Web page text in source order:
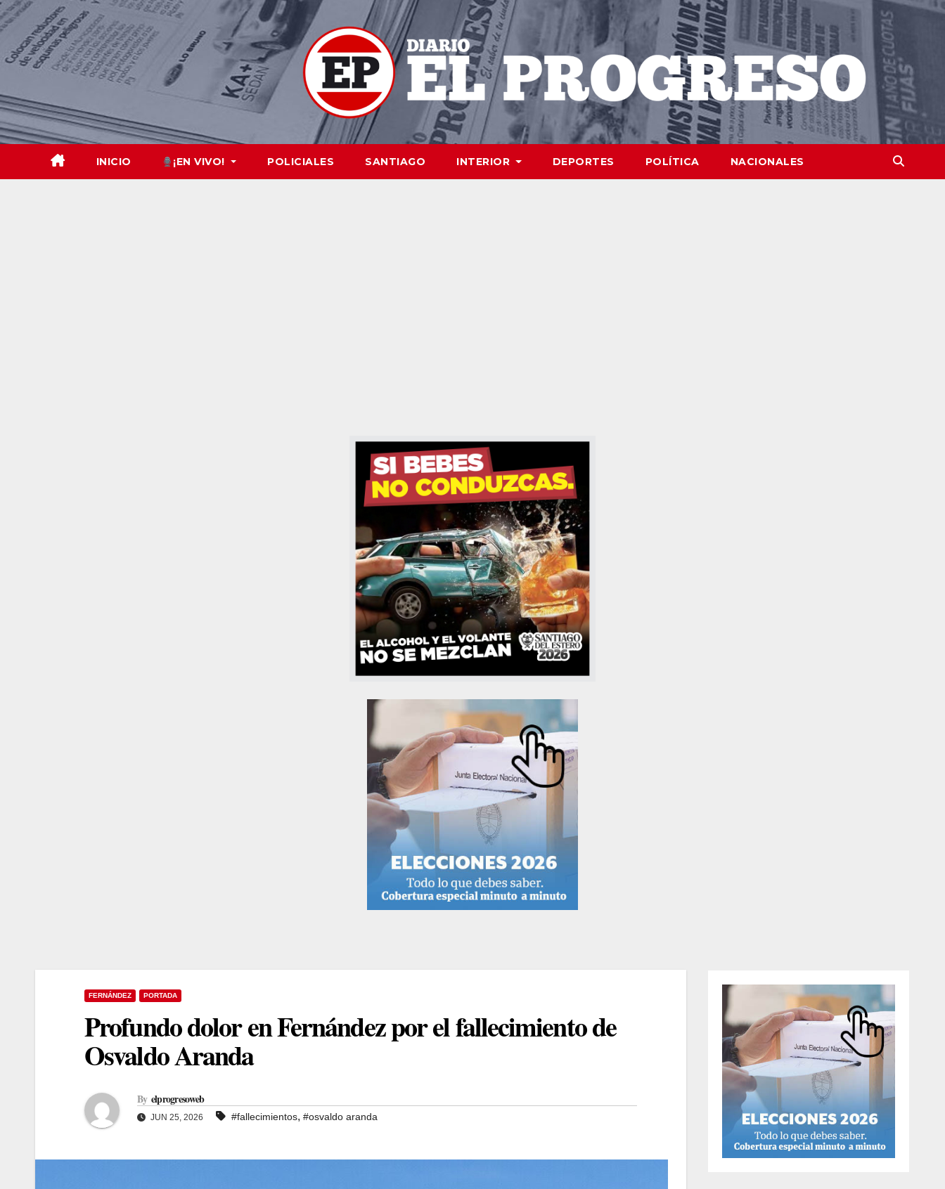
Skip
to
content
INICIO ¡EN VIVO! POLICIALES SANTIAGO INTERIOR DEPORTES POLÍTICA NACIONALES
FERNÁNDEZ PORTADA
Profundo dolor en Fernández por el fallecimiento de
Osvaldo Aranda
By elprogresoweb
JUN 25, 2026 #fallecimientos, #osvaldo aranda